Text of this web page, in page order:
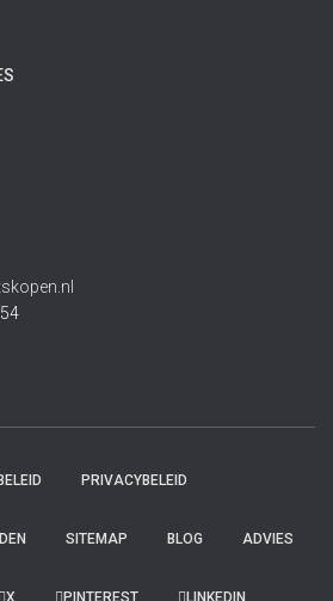
PRIVACYBELEID
SITEMAP BLOG ADVIES
X PINTEREST LINKEDIN